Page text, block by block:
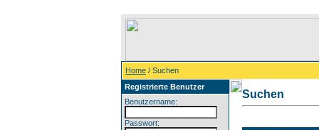
Home / Suchen
Registrierte Benutzer
Benutzername:
Passwort:
Suchen